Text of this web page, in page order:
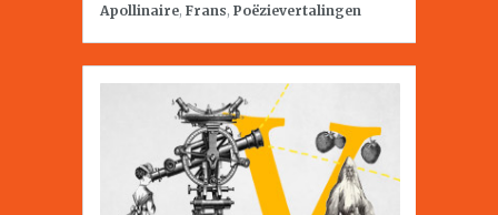
Apollinaire, Frans, Poëzievertalingen